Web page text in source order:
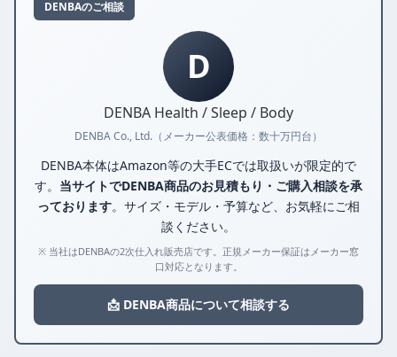
DENBAのご相談
D
DENBA Health / Sleep / Body
DENBA Co., Ltd.（メーカー公表価格：数十万円台）
DENBA本体はAmazon等の大手ECでは取扱いが限定的で
す。 当サイトでDENBA商品のお見積もり・ご購入相談を承
っております。サイズ・モデル・予算など、お気軽にご相
談ください。
※ 当社はDENBAの2次仕入れ販売店です。正規メーカー保証はメーカー窓
口対応となります。
📩 DENBA商品について相談する